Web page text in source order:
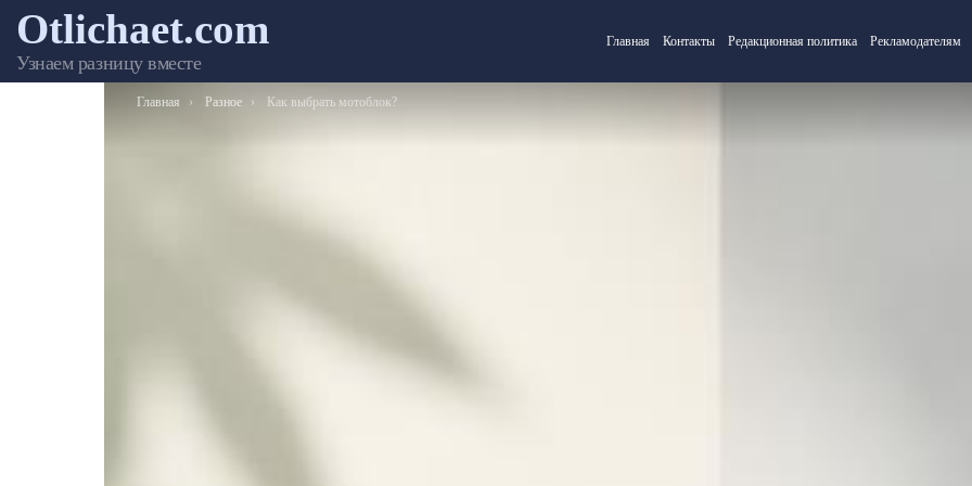
Otlichaet.com
Узнаем разницу вместе
Главная Контакты Редакционная политика Рекламодателям
Вы здесь:
Главная Разное Как выбрать мотоблок?